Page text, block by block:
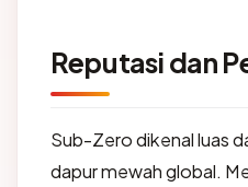
Reputasi dan
Sub-Zero dikenal luas
dapur mewah global.